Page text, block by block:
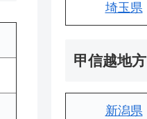
埼玉県
甲信越地方
新潟県